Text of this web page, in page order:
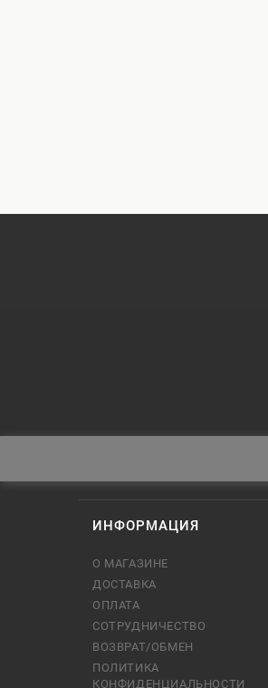
ИНФОРМАЦИЯ
О МАГАЗИНЕ
ДОСТАВКА
ОПЛАТА
СОТРУДНИЧЕСТВО
ВОЗВРАТ/ОБМЕН
ПОЛИТИКА
КОНФИДЕНЦИАЛЬНОСТИ